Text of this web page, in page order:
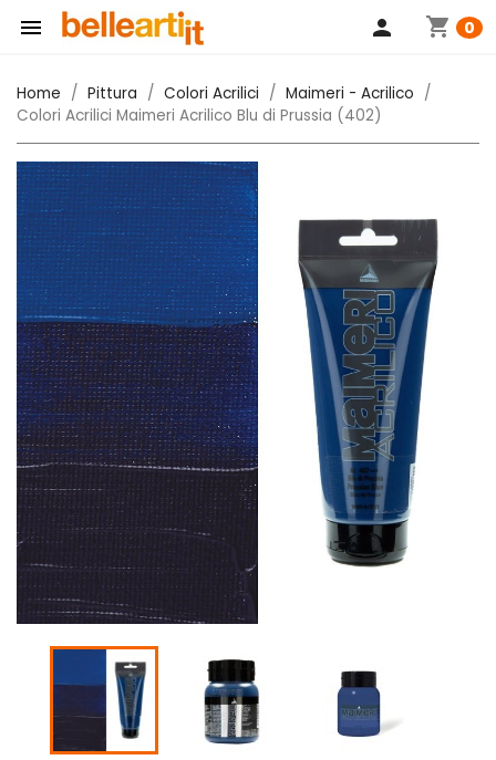
 shopping_cart 0
person
Home Pittura Colori Acrilici
Maimeri - Acrilico
Colori Acrilici Maimeri Acrilico Blu di Prussia (402)